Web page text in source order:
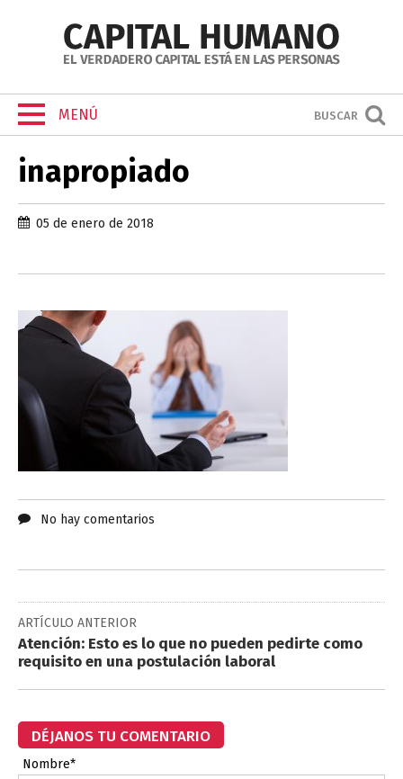
MENÚ BUSCAR
inapropiado
05 de enero de 2018
No hay comentarios
ARTÍCULO ANTERIOR
Atención: Esto es lo que no pueden pedirte como
requisito en una postulación laboral
DÉJANOS TU COMENTARIO
Nombre*